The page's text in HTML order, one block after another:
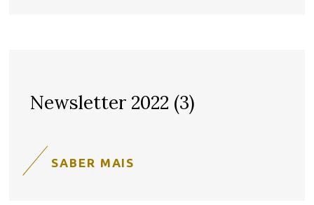
Newsletter 2022 (3)
SABER MAIS